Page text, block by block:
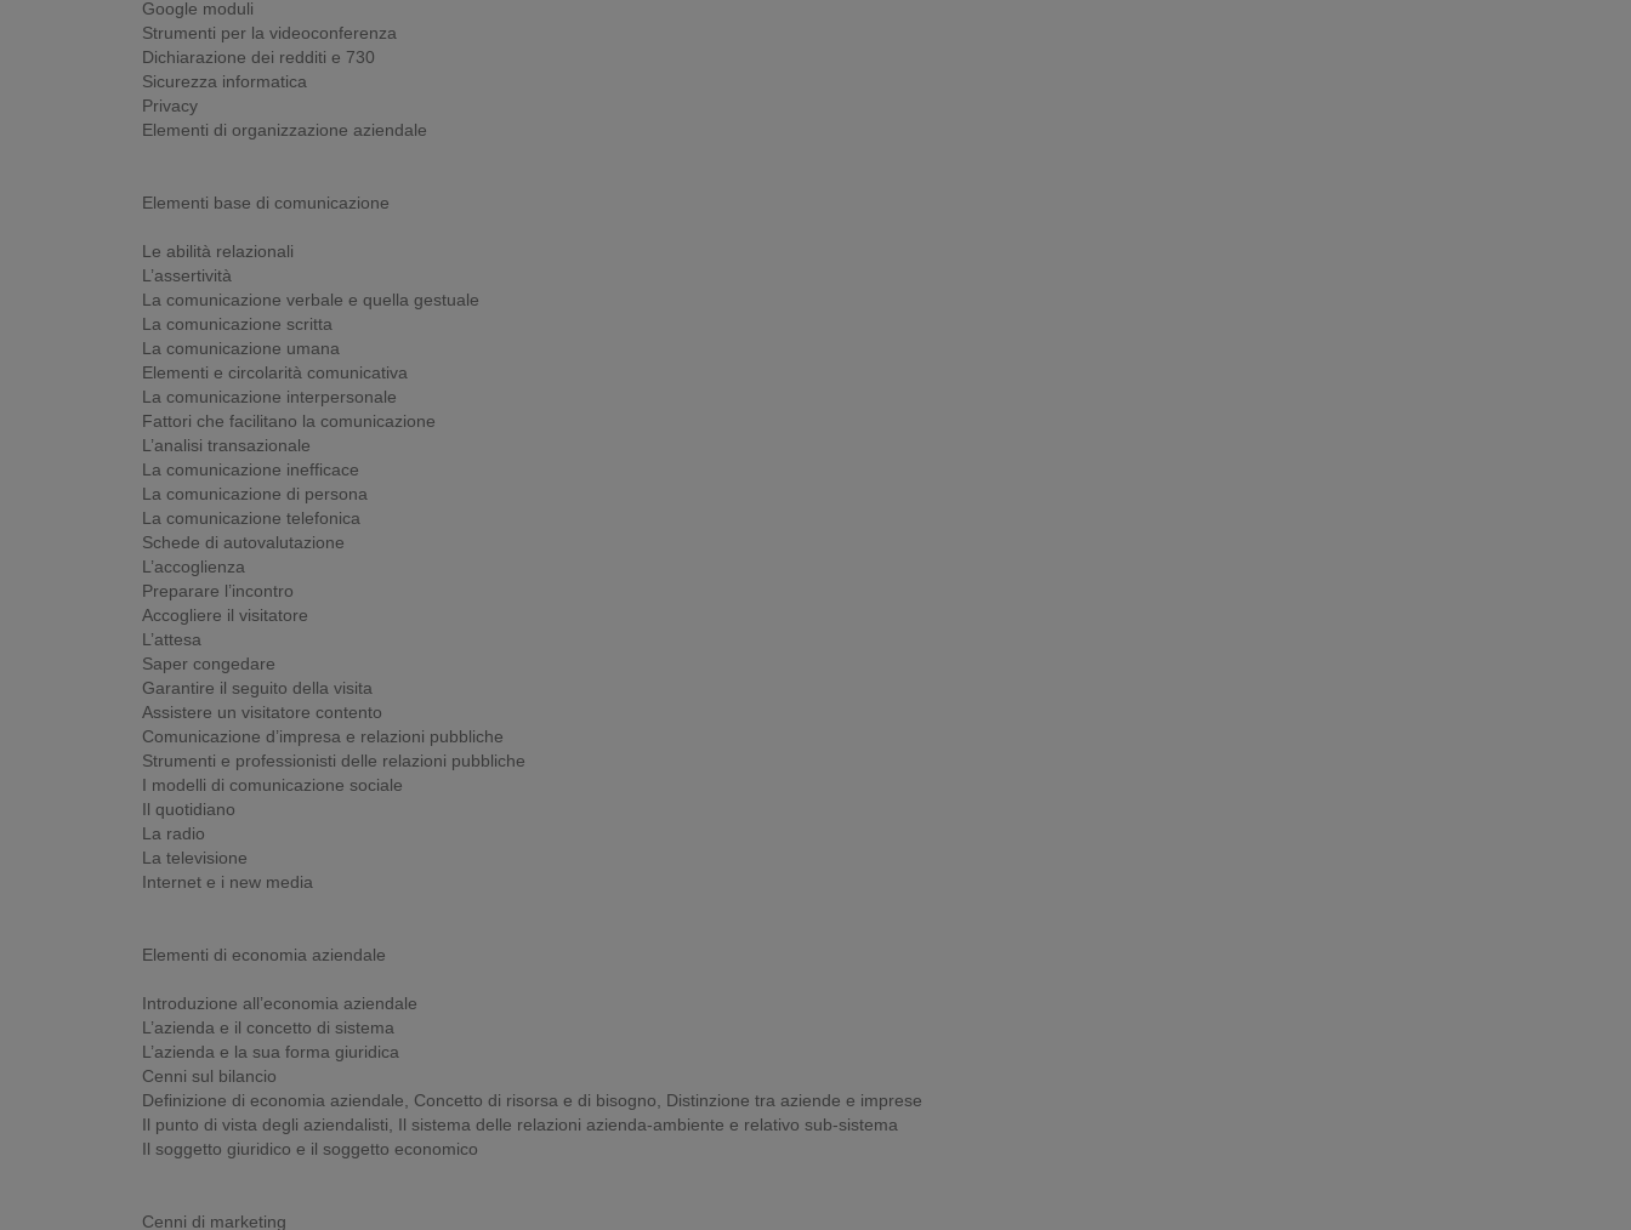
Google moduli
Strumenti per la videoconferenza
Dichiarazione dei redditi e 730
Sicurezza informatica
Privacy
Elementi di organizzazione aziendale
Elementi base di comunicazione
Le abilità relazionali
L’assertività
La comunicazione verbale e quella gestuale
La comunicazione scritta
La comunicazione umana
Elementi e circolarità comunicativa
La comunicazione interpersonale
Fattori che facilitano la comunicazione
L’analisi transazionale
La comunicazione inefficace
La comunicazione di persona
La comunicazione telefonica
Schede di autovalutazione
L’accoglienza
Preparare l’incontro
Accogliere il visitatore
L’attesa
Saper congedare
Garantire il seguito della visita
Assistere un visitatore contento
Comunicazione d’impresa e relazioni pubbliche
Strumenti e professionisti delle relazioni pubbliche
I modelli di comunicazione sociale
Il quotidiano
La radio
La televisione
Internet e i new media
Elementi di economia aziendale
Introduzione all’economia aziendale
L’azienda e il concetto di sistema
L’azienda e la sua forma giuridica
Cenni sul bilancio
Definizione di economia aziendale, Concetto di risorsa e di bisogno, Distinzione tra aziende e imprese
Il punto di vista degli aziendalisti, Il sistema delle relazioni azienda-ambiente e relativo sub-sistema
Il soggetto giuridico e il soggetto economico
Cenni di marketing